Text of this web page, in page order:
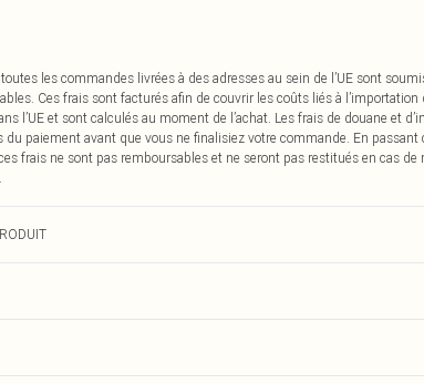
les commandes livrées à des adresses au sein de l’UE sont
Ces frais sont facturés afin de couvrir les coûts liés à
l’UE et sont calculés au moment de l’achat. Les frais de douane et
paiement avant que vous ne finalisiez votre commande. En passant
frais ne sont pas remboursables et ne seront pas restitués en cas de